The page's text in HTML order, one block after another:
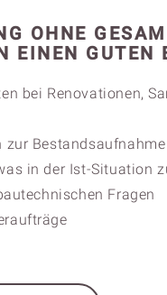
OHNE
EINEN GUTEN
bei Renovationen,
zur Bestandsaufnahme
in der Ist-Situation
Fragen